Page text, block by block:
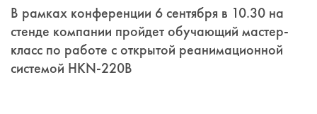
В рамках конференции 6 сентября в 10.30 на
стенде компании пройдет обучающий мастер-
класс по работе с открытой реанимационной
системой HKN-220B